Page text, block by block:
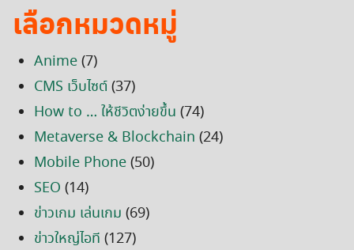
เลือกหมวดหมู่
Anime(7)
CMS เว็บไซต์(37)
How to … ให้ชีวิตง่ายขึ้น (74)
Metaverse & Blockchain (24)
Mobile Phone(50)
SEO (14)
ข่าวเกม เล่นเกม (69)
ข่าวใหญ่ไอที (127)